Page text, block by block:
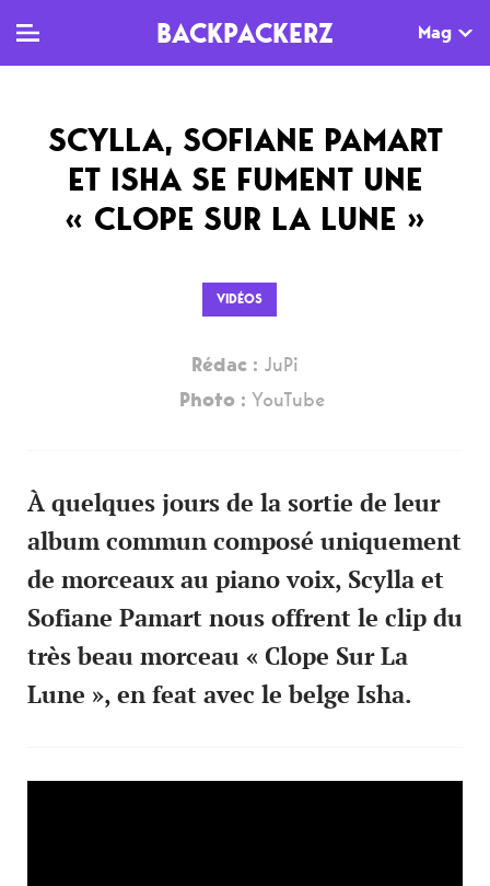
BACKPACKERZ Mag
TV
Clips
MAG
Dossiers
Interviews
Sorties
AGENDA
Paris
SCYLLA, SOFIANE PAMART
ET ISHA SE FUMENT UNE
« CLOPE SUR LA LUNE »
VIDÉOS
Rédac : JuPi
Photo : YouTube
À quelques jours de la sortie de leur
album commun composé uniquement
de morceaux au piano voix, Scylla et
Sofiane Pamart nous offrent le clip du
très beau morceau « Clope Sur La
Lune », en feat avec le belge Isha.